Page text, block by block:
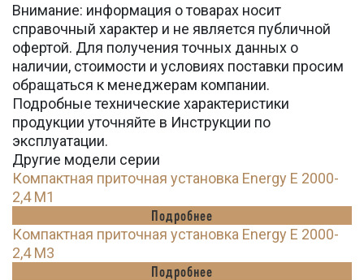
Внимание: информация о товарах носит
справочный характер и не является публичной
офертой. Для получения точных данных о
наличии, стоимости и условиях поставки просим
обращаться к менеджерам компании.
Подробные технические характеристики
продукции уточняйте в Инструкции по
эксплуатации.
Другие модели серии
Компактная приточная установка Energy E 2000-
2,4 M1
Подробнее
Компактная приточная установка Energy E 2000-
2,4 M3
Подробнее